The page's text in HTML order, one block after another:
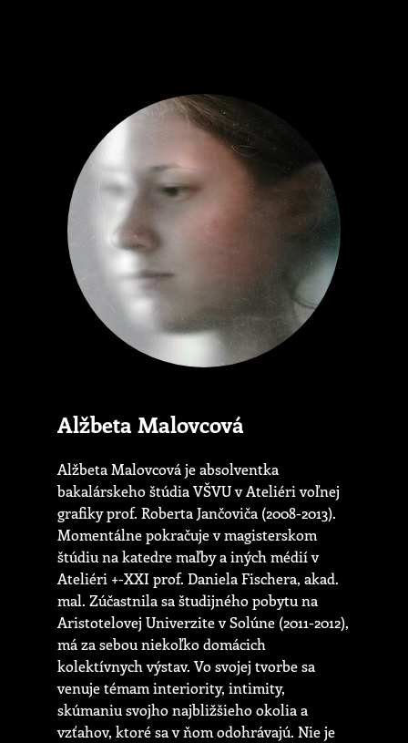
Alžbeta Malovcová
Alžbeta Malovcová je absolventka
bakalárskeho štúdia VŠVU v Ateliéri voľnej
grafiky prof. Roberta Jančoviča (2008-2013).
Momentálne pokračuje v magisterskom
štúdiu na katedre maľby a iných médií v
Ateliéri +-XXI prof. Daniela Fischera, akad.
mal. Zúčastnila sa študijného pobytu na
Aristotelovej Univerzite v Solúne (2011-2012),
má za sebou niekoľko domácich
kolektívnych výstav. Vo svojej tvorbe sa
venuje témam interiority, intimity,
skúmaniu svojho najbližšieho okolia a
vzťahov, ktoré sa v ňom odohrávajú. Nie je